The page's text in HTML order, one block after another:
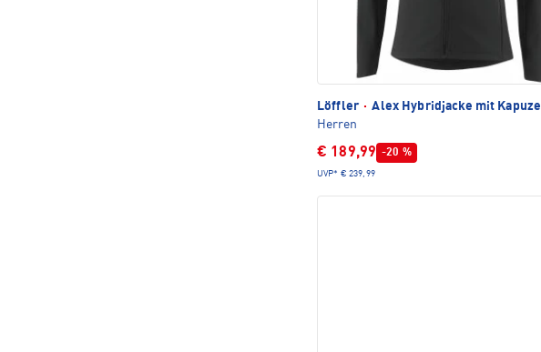
Löffler · Alex Hybridjacke mit Kapuze
Herren
€ 189,99 -20 %
UVP* € 239,99